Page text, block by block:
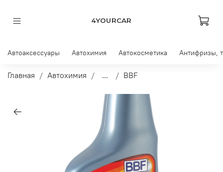
4YOURCAR
Автоаксессуары Автохимия Автокосметика Антифризы,
Главная Автохимия ... BBF